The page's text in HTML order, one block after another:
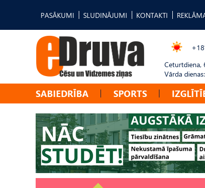
PASĀKUMI SLUDINĀJUMI KONTAKTI
Ceturtdiena,
Vārda dienas:
SABIEDRĪBA SPORTS